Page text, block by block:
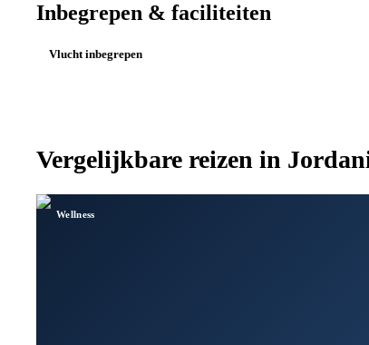
Inbegrepen & faciliteiten
Vlucht inbegrepen
Vergelijkbare reizen in
Wellness